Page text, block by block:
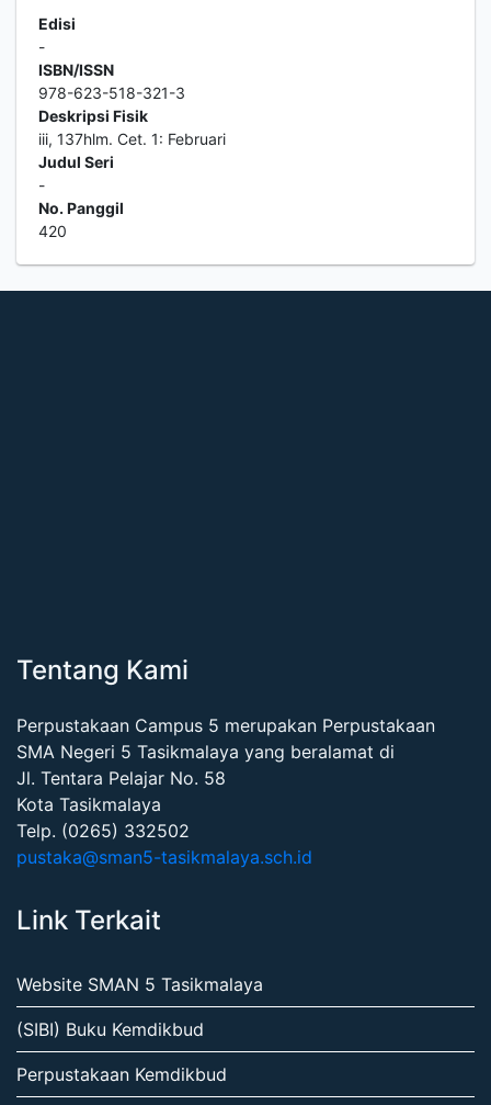
Edisi
-
ISBN/ISSN
978-623-518-321-3
Deskripsi Fisik
iii, 137hlm. Cet. 1: Februari
Judul Seri
-
No. Panggil
420
Tentang Kami
Perpustakaan Campus 5 merupakan Perpustakaan
SMA Negeri 5 Tasikmalaya yang beralamat di
Jl. Tentara Pelajar No. 58
Kota Tasikmalaya
Telp. (0265) 332502
pustaka@sman5-tasikmalaya.sch.id
Link Terkait
Website SMAN 5 Tasikmalaya
(SIBI) Buku Kemdikbud
Perpustakaan Kemdikbud